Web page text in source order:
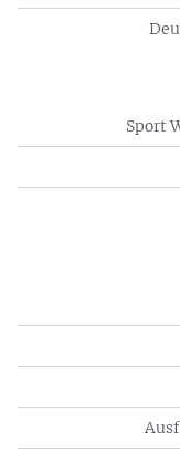
Sport